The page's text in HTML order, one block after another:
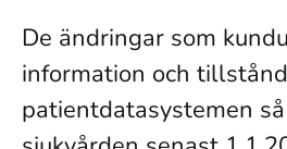
De ändringar som
information och
patientdatasystemen